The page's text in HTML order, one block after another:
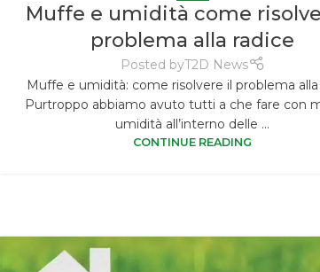
Muffe e umidità come
problema alla radice
Posted byT2D News
Muffe e umidità: come risolvere il problema alla
Purtroppo abbiamo avuto tutti a che fare con
umidità all’interno delle ...
CONTINUE READING